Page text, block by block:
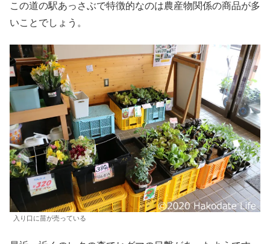
この道の駅あっさぶで特徴的なのは農産物関係の商品が多
いことでしょう。
入り口に苗が売っている